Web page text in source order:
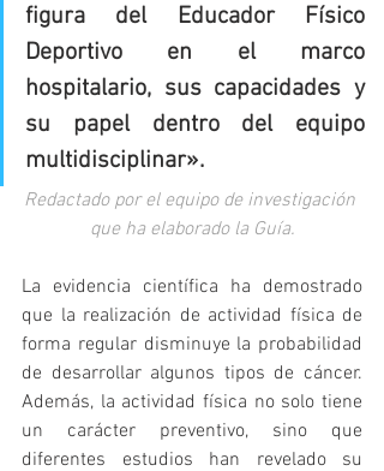
figura del Educador Físico
Deportivo en el marco
hospitalario, sus capacidades y
su papel dentro del equipo
multidisciplinar».
Redactado por el equipo de investigación
que ha elaborado la Guía.
La evidencia científica ha demostrado
que la realización de actividad física de
forma regular disminuye la probabilidad
de desarrollar algunos tipos de cáncer.
Además, la actividad física no solo tiene
un carácter preventivo, sino que
diferentes estudios han revelado su